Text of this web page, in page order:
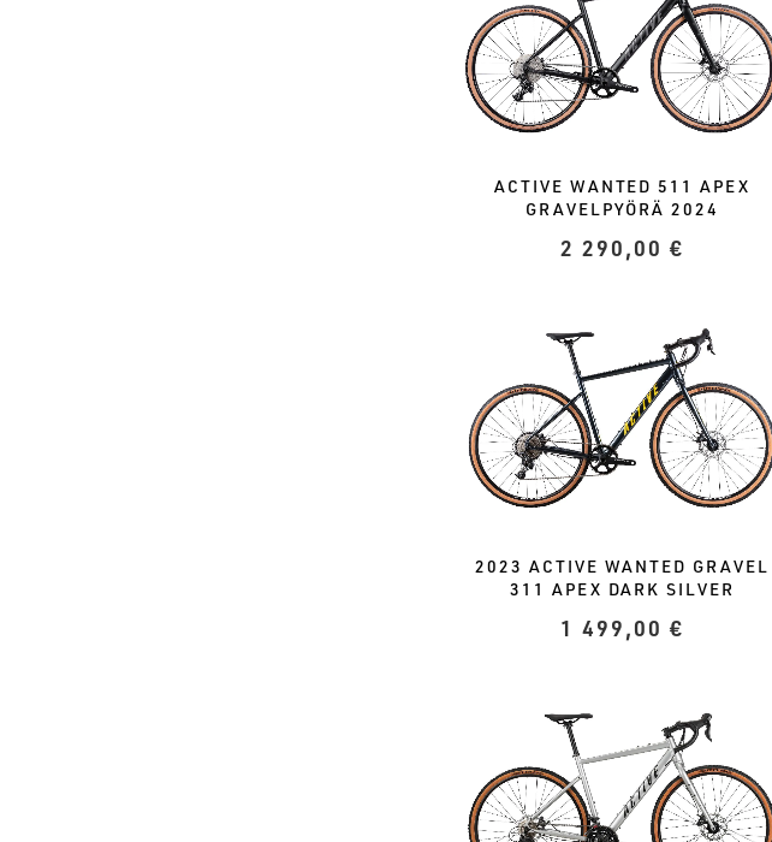
ACTIVE WANTED 511 APEX
GRAVELPYÖRÄ 2024
2 290,00 €
2023 ACTIVE WANTED GRAVEL
311 APEX DARK SILVER
1 499,00 €